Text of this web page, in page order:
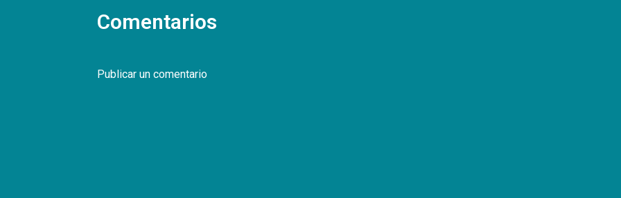
Comentarios
Publicar un comentario